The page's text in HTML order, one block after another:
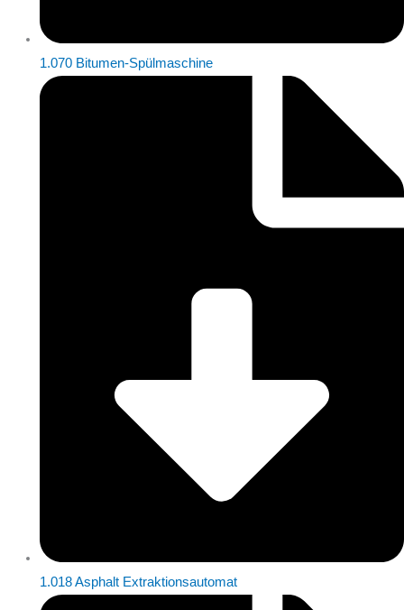
1.070 Bitumen-Spülmaschine
1.018 Asphalt Extraktionsautomat